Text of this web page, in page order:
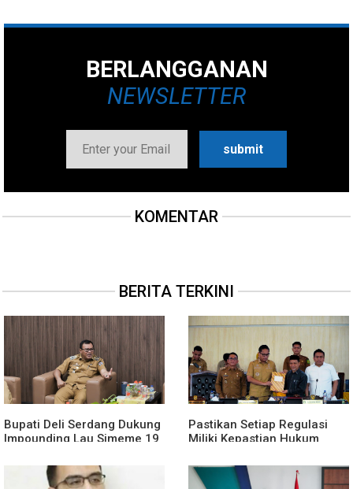
BERLANGGANAN
NEWSLETTER
KOMENTAR
BERITA TERKINI
Bupati Deli Serdang Dukung
Impounding Lau Simeme 19
Segera Dirasakan
Pastikan Setiap Regulasi
Miliki Kepastian Hukum
Dorong Pencabutan Perda
Lembaga Kemasyarakatan